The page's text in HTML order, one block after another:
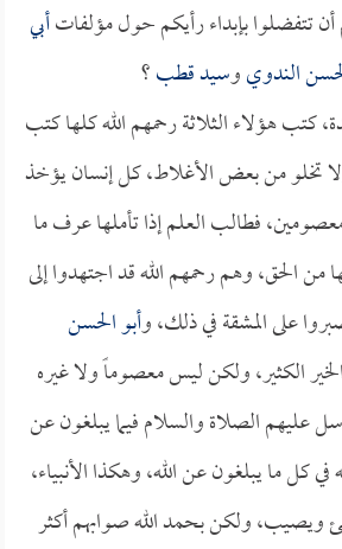
تتفضلوا بإبداء رأيكم حول مؤلفاتأبي
الندويوسيد قطب؟
كتب هؤلاء الثلاثة رحمهم الله كلها كتب
تخلو من بعض الأغلاط، كل إنسان يؤخذ
فطالب العلم إذا تأملها عرف ما
من الحق، وهم رحمهم الله قد اجتهدوا إلى
على المشقة في ذلك، وأبو الحسن
الكثير، ولكن ليس معصوماً ولا غيره
عليهم الصلاة والسلام فيما يبلغون عن
كل ما يبلغون عن الله، وهكذا الأنبياء،
ويصيب، ولكن بحمد الله صوابهم أكثر